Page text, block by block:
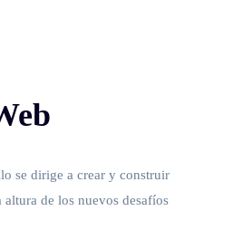
se dirige a crear y construir
de los nuevos desafíos